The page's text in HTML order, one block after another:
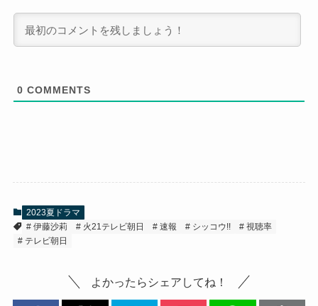
0 COMMENTS
2023夏ドラマ
伊藤沙莉
火21テレビ朝日 速報 シッコウ!!
視聴率
テレビ朝日
よかったらシェアしてね！